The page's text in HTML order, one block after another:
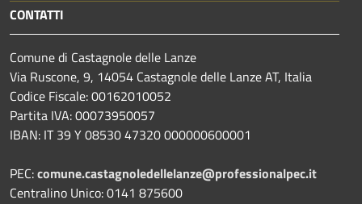
CONTATTI
Comune di Castagnole delle Lanze
Via Ruscone, 9, 14054 Castagnole delle Lanze AT, Italia
Codice Fiscale: 00162010052
Partita IVA: 00073950057
IBAN: IT 39 Y 08530 47320 000000600001
PEC:comune.castagnoledellelanze@professionalpec.it
Centralino Unico: 0141 875600